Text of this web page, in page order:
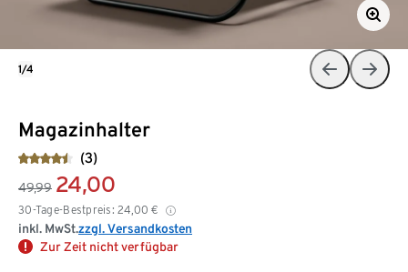
Magazinhalter
(3)
49,99 24,00
30-Tage-Bestpreis: 24,00 €
inkl. MwSt.zzgl. Versandkosten
Zur Zeit nicht verfügbar
1/4